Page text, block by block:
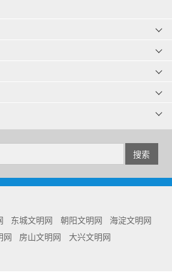
东城文明网 朝阳文明网
海淀文明网
网 房山文明网
大兴文明网